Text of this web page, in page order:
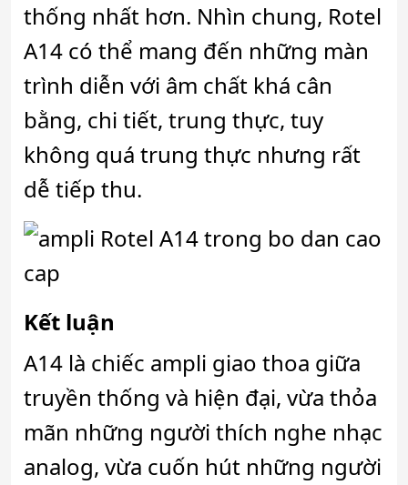
thống nhất hơn. Nhìn chung, Rotel
A14 có thể mang đến những màn
trình diễn với âm chất khá cân
bằng, chi tiết, trung thực, tuy
không quá trung thực nhưng rất
dễ tiếp thu.
Kết luận
A14 là chiếc ampli giao thoa giữa
truyền thống và hiện đại, vừa thỏa
mãn những người thích nghe nhạc
analog, vừa cuốn hút những người